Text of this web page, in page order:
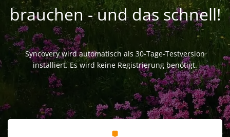
brauchen - und das schnell!
Syncovery wird automatisch als 30-Tage-Testversion
installiert. Es wird keine Registrierung benötigt.